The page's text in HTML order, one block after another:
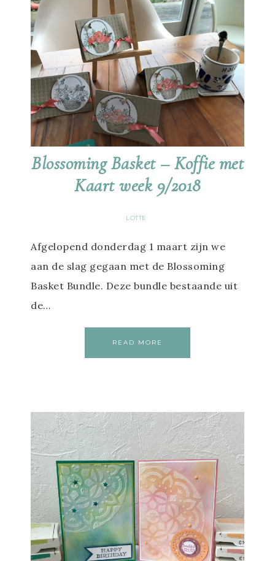
Blossoming Basket – Koffie met
Kaart week 9/2018
LOTTE
Afgelopend donderdag 1 maart zijn we
aan de slag gegaan met de Blossoming
Basket Bundle. Deze bundle bestaande uit
de…
READ MORE